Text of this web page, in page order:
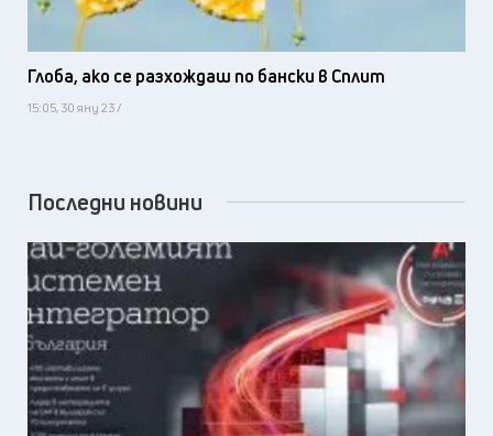
Глоба, ако се разхождаш по бански в Сплит
15:05, 30 яну 23 /
Последни новини